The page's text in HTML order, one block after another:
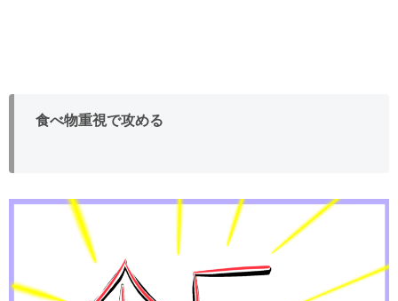
食べ物重視で攻める